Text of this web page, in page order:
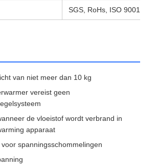
SGS, RoHs, ISO 9001
van niet meer dan 10 kg
vereist geen
de vloeistof wordt verbrand in
apparaat
spanningsschommelingen